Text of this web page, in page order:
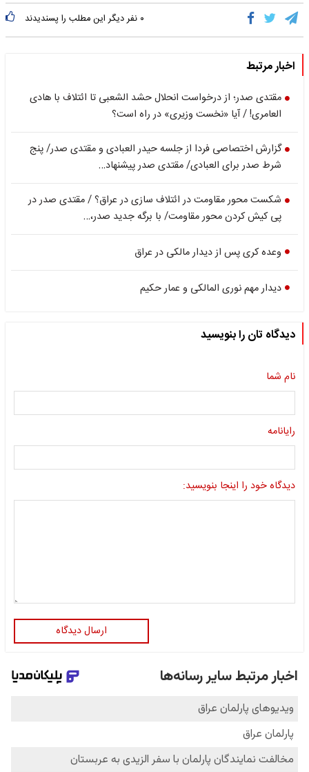
۰ نفر دیگر این مطلب را پسندیدند
اخبار مرتبط
مقتدی صدر؛ از درخواست انحلال حشد الشعبی تا ائتلاف با هادی
العامری! / آیا «نخست وزیری» در راه است؟
گزارش اختصاصی فردا از جلسه حیدر العبادی و مقتدی صدر/ پنج
شرط صدر برای العبادی/ مقتدی صدر پیشنهاد…
شکست محور مقاومت در ائتلاف سازی در عراق؟ / مقتدی صدر در
پی کیش کردن محور مقاومت/ با برگه جدید صدر،…
وعده کری پس از دیدار مالکی در عراق
دیدار مهم نوری المالکی و عمار حکیم
دیدگاه تان را بنویسید
نام شما
رایانامه
دیدگاه خود را اینجا بنویسید:
ارسال دیدگاه